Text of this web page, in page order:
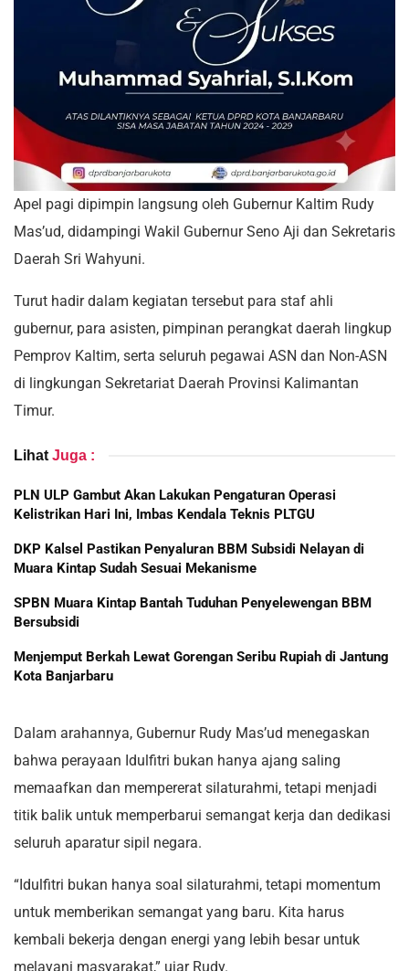
Apel pagi dipimpin langsung oleh Gubernur Kaltim Rudy
Mas’ud, didampingi Wakil Gubernur Seno Aji dan Sekretaris
Daerah Sri Wahyuni.
Turut hadir dalam kegiatan tersebut para staf ahli
gubernur, para asisten, pimpinan perangkat daerah lingkup
Pemprov Kaltim, serta seluruh pegawai ASN dan Non-ASN
di lingkungan Sekretariat Daerah Provinsi Kalimantan
Timur.
Lihat Juga :
PLN ULP Gambut Akan Lakukan Pengaturan Operasi
Kelistrikan Hari Ini, Imbas Kendala Teknis PLTGU
DKP Kalsel Pastikan Penyaluran BBM Subsidi Nelayan di
Muara Kintap Sudah Sesuai Mekanisme
SPBN Muara Kintap Bantah Tuduhan Penyelewengan BBM
Bersubsidi
Menjemput Berkah Lewat Gorengan Seribu Rupiah di Jantung
Kota Banjarbaru
Dalam arahannya, Gubernur Rudy Mas’ud menegaskan
bahwa perayaan Idulfitri bukan hanya ajang saling
memaafkan dan mempererat silaturahmi, tetapi menjadi
titik balik untuk memperbarui semangat kerja dan dedikasi
seluruh aparatur sipil negara.
“Idulfitri bukan hanya soal silaturahmi, tetapi momentum
untuk memberikan semangat yang baru. Kita harus
kembali bekerja dengan energi yang lebih besar untuk
melayani masyarakat,” ujar Rudy.